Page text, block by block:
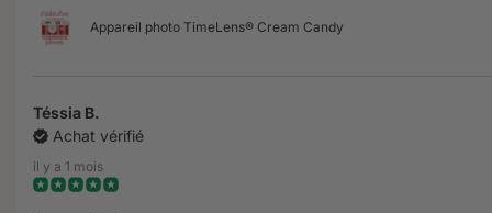
Appareil photo TimeLens® Cream Candy
Téssia B.
Achat vérifié
il y a 1 mois